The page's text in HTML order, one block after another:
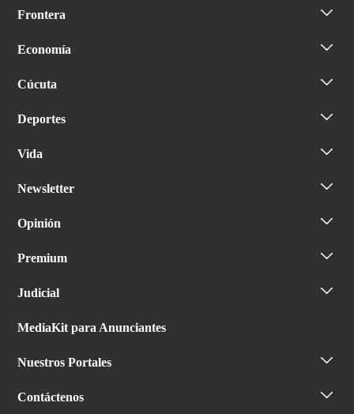
Frontera
Economía
Cúcuta
Deportes
Vida
Newsletter
Opinión
Premium
Judicial
MediaKit para Anunciantes
Nuestros Portales
Contáctenos